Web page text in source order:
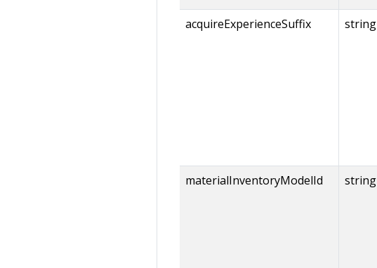
acquireExperienceSuffix string
materialInventoryModelId string